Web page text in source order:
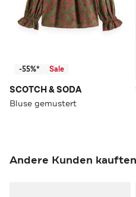
-55%* Sale
SCOTCH & SODA
Bluse gemustert
Andere Kunden